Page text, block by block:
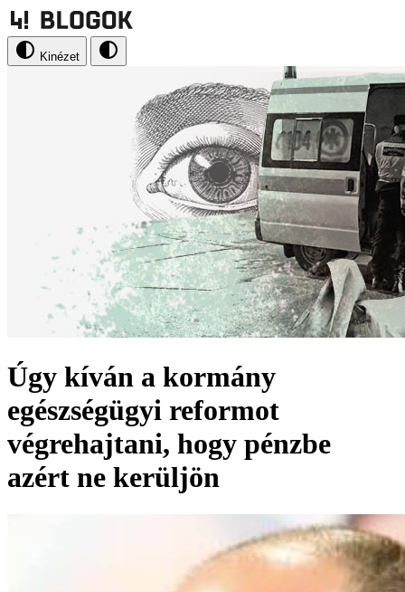
Kinézet
Úgy kíván a kormány
egészségügyi reformot
végrehajtani, hogy pénzbe
azért ne kerüljön